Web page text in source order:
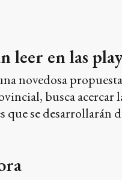
leer en las
novedosa
busca acercar
que se desarrollarán